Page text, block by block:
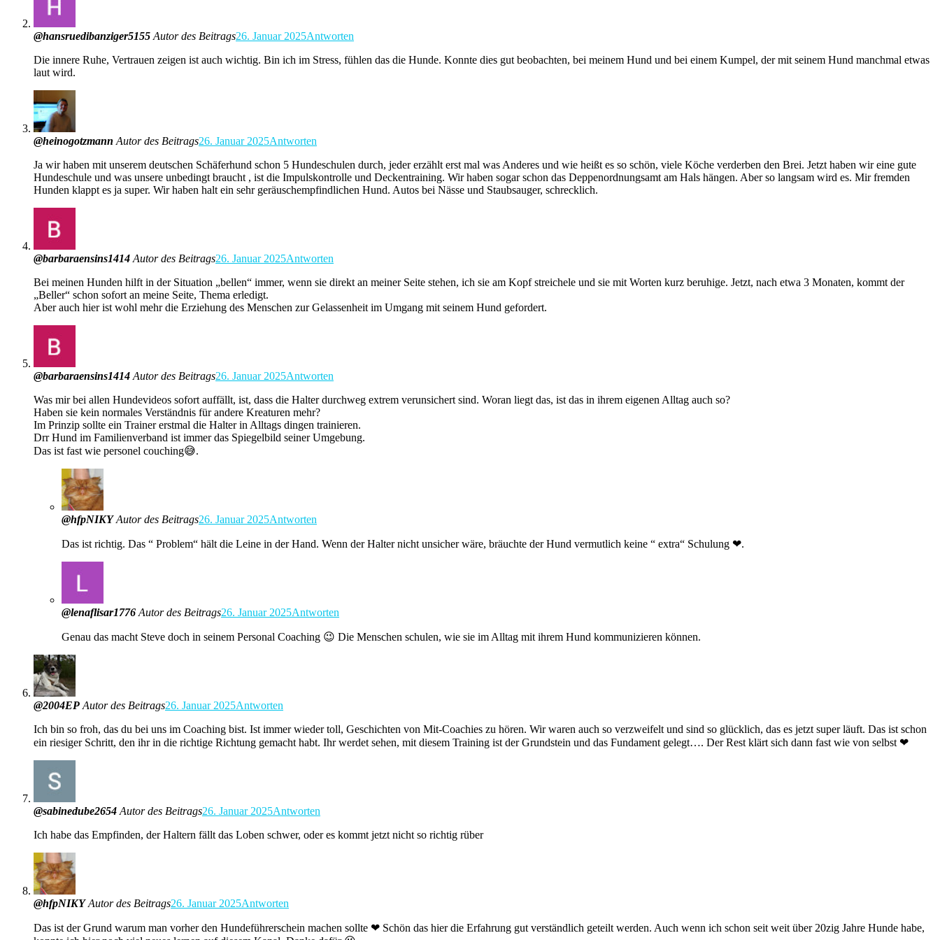
@hansruedibanziger5155 Autor des Beitrags26. Januar 2025Antworten
Die innere Ruhe, Vertrauen zeigen ist auch wichtig. Bin ich im Stress, fühlen das die Hunde. Konnte dies gut beobachten, bei meinem Hund und bei einem Kumpel, der mit seinem Hund manchmal etwas
laut wird.
@heinogotzmann Autor des Beitrags26. Januar 2025Antworten
Ja wir haben mit unserem deutschen Schäferhund schon 5 Hundeschulen durch, jeder erzählt erst mal was Anderes und wie heißt es so schön, viele Köche verderben den Brei. Jetzt haben wir eine gute
Hundeschule und was unsere unbedingt braucht , ist die Impulskontrolle und Deckentraining. Wir haben sogar schon das Deppenordnungsamt am Hals hängen. Aber so langsam wird es. Mir fremden
Hunden klappt es ja super. Wir haben halt ein sehr geräuschempfindlichen Hund. Autos bei Nässe und Staubsauger, schrecklich.
@barbaraensins1414 Autor des Beitrags26. Januar 2025Antworten
Bei meinen Hunden hilft in der Situation „bellen“ immer, wenn sie direkt an meiner Seite stehen, ich sie am Kopf streichele und sie mit Worten kurz beruhige. Jetzt, nach etwa 3 Monaten, kommt der
„Beller“ schon sofort an meine Seite, Thema erledigt.
Aber auch hier ist wohl mehr die Erziehung des Menschen zur Gelassenheit im Umgang mit seinem Hund gefordert.
@barbaraensins1414 Autor des Beitrags26. Januar 2025Antworten
Was mir bei allen Hundevideos sofort auffällt, ist, dass die Halter durchweg extrem verunsichert sind. Woran liegt das, ist das in ihrem eigenen Alltag auch so?
Haben sie kein normales Verständnis für andere Kreaturen mehr?
Im Prinzip sollte ein Trainer erstmal die Halter in Alltags dingen trainieren.
Drr Hund im Familienverband ist immer das Spiegelbild seiner Umgebung.
Das ist fast wie personel couching😅.
@hfpNIKY Autor des Beitrags26. Januar 2025Antworten
Das ist richtig. Das “ Problem“ hält die Leine in der Hand. Wenn der Halter nicht unsicher wäre, bräuchte der Hund vermutlich keine “ extra“ Schulung ❤.
@lenaflisar1776 Autor des Beitrags26. Januar 2025Antworten
Genau das macht Steve doch in seinem Personal Coaching 😉 Die Menschen schulen, wie sie im Alltag mit ihrem Hund kommunizieren können.
@2004EP Autor des Beitrags26. Januar 2025Antworten
Ich bin so froh, das du bei uns im Coaching bist. Ist immer wieder toll, Geschichten von Mit-Coachies zu hören. Wir waren auch so verzweifelt und sind so glücklich, das es jetzt super läuft. Das ist schon
ein riesiger Schritt, den ihr in die richtige Richtung gemacht habt. Ihr werdet sehen, mit diesem Training ist der Grundstein und das Fundament gelegt…. Der Rest klärt sich dann fast wie von selbst ❤
@sabinedube2654 Autor des Beitrags26. Januar 2025Antworten
Ich habe das Empfinden, der Haltern fällt das Loben schwer, oder es kommt jetzt nicht so richtig rüber
@hfpNIKY Autor des Beitrags26. Januar 2025Antworten
Das ist der Grund warum man vorher den Hundeführerschein machen sollte ❤ Schön das hier die Erfahrung gut verständlich geteilt werden. Auch wenn ich schon seit weit über 20zig Jahre Hunde habe,